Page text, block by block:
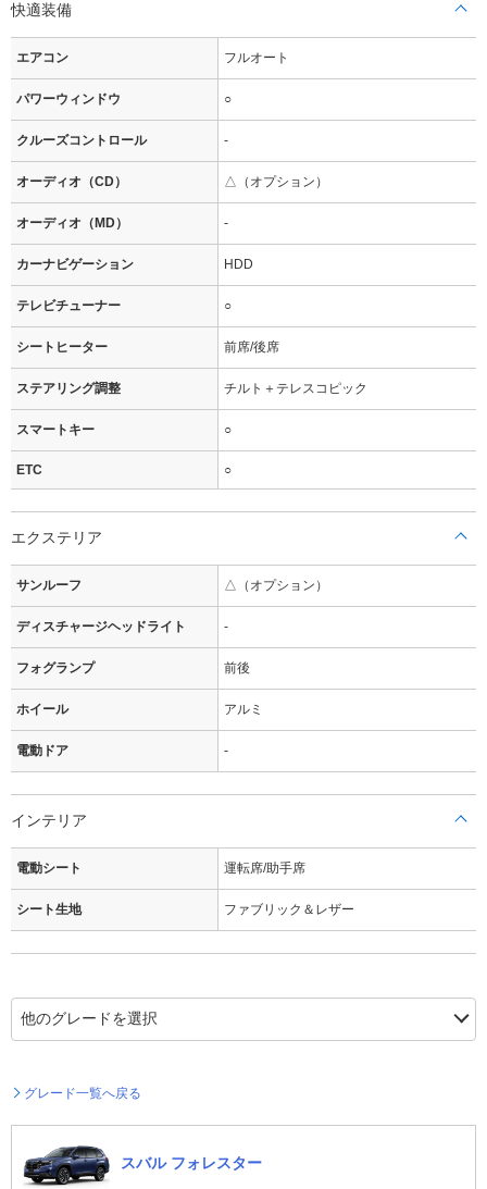
快適装備
エアコン フルオート
パワーウィンドウ ○
クルーズコントロール -
オーディオ（CD） △（オプション）
オーディオ（MD） -
カーナビゲーション HDD
テレビチューナー ○
シートヒーター 前席/後席
ステアリング調整 チルト＋テレスコピック
スマートキー ○
ETC ○
エクステリア
サンルーフ △（オプション）
ディスチャージヘッドライト -
フォグランプ 前後
ホイール アルミ
電動ドア -
インテリア
電動シート 運転席/助手席
シート生地 ファブリック＆レザー
グレード一覧へ戻る
スバル フォレスター